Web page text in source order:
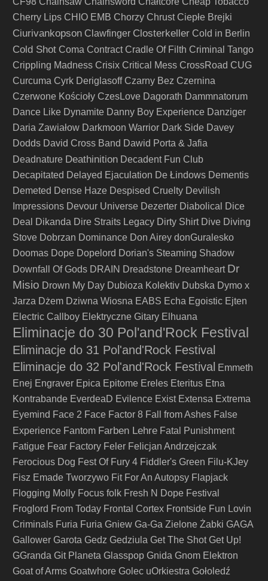
Cherry Lips CHIO EMB Chorzy Chrust Ciepłe Brejki
Ciurivankopson Clawfinger Closterkeller Cold in Berlin
Cold Shot Coma Contract Cradle Of Filth Criminal Tango
Crippling Madness Crisix Critical Mess CrossRoad CUG
Curcuma Cyrk Deriglasoff Czarny Bez Czernina
Czerwone Kościoły CzesLove Dagorath Dammnatorum
Dance Like Dynamite Danny Boy Experience Danziger
Daria Zawiałow Darkmoon Warrior Dark Side Davey
Dodds David Cross Band Dawid Porta & Jafia
Deadnature Deathinition Decadent Fun Club
Decapitated Delayed Ejaculation De Łindows Dementis
Demeted Dense Haze Despised Cruelty Devilish
Impressions Devour Universe Dezerter Diabolical
Dice
Deal
Dikanda Dire Straits Legacy Dirty Shirt Dive Diving
Stove Dobrzan Dominance Don Airey donGuralesko
Doomas Dope Dopelord Dorian's Steaming Shadow
Downfall Of Gods DRAIN Dreadstone Dreamheart Dr
Misio Drown My Day Dubioza Kolektiv Dubska Dymo x
Jarza Dżem Dziwna Wiosna EABS Echa Egoistic Ejten
Electric Callboy Elektryczne Gitary Elhuana
Eliminacje do 30 Pol'and'Rock Festival
Eliminacje do 31 Pol'and'Rock Festival
Eliminacje do 32 Pol'and'Rock Festival Emmeth
Enej Engraver Epica Epitome Ereles Eteritus Etna
Kontrabande EverdeaD Evilence Exist Extensa Extrema
Eyemind Face 2 Face Factor 8 Fall from Ashes False
Experience Fantom Farben Lehre Fatal Punishment
Fatigue Fear Factory Feler Felicjan Andrzejczak
Ferocious Dog Fest Of Fury 4 Fiddler's Green Filu-KJey
Fisz Emade Tworzywo Fit For An Autopsy Flapjack
Flogging Molly Focus folk Fresh N Dope Festival
Froglord From Today Frontal Cortex Frontside Fun Lovin
Criminals Furia Furia Gniew Ga-Ga Zielone Żabki GAGA
Gallower Garota Gedz Gedziula Get The Shot Get Up!
GGranda Git Planeta Glasspop Gnida Gnom Elektron
Goat of Arms Goatwhore Golec uOrkiestra Gołoledź